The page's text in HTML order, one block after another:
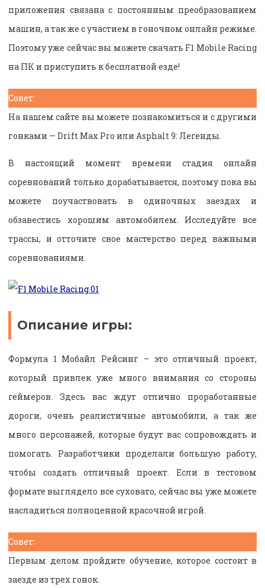
приложения связана с постоянным преобразованием
машин, а так же с участием в гоночном онлайн режиме.
Поэтому уже сейчас вы можете скачать F1 Mobile Racing
на ПК и приступить к бесплатной езде!
Совет:
На нашем сайте вы можете познакомиться и с другими
гонками — Drift Max Pro или Asphalt 9: Легенды.
В настоящий момент времени стадия онлайн
соревнований только дорабатывается, поэтому пока вы
можете поучаствовать в одиночных заездах и
обзавестись хорошим автомобилем. Исследуйте все
трассы, и отточите свое мастерство перед важными
соревнованиями.
Описание игры:
Формула 1 Мобайл Рейсинг – это отличный проект,
который привлек уже много внимания со стороны
геймеров. Здесь вас ждут отлично проработанные
дороги, очень реалистичные автомобили, а так же
много персонажей, которые будут вас сопровождать и
помогать. Разработчики проделали большую работу,
чтобы создать отличный проект. Если в тестовом
формате выглядело все суховато, сейчас вы уже можете
насладиться полноценной красочной игрой.
Совет:
Первым делом пройдите обучение, которое состоит в
заезде из трех гонок.